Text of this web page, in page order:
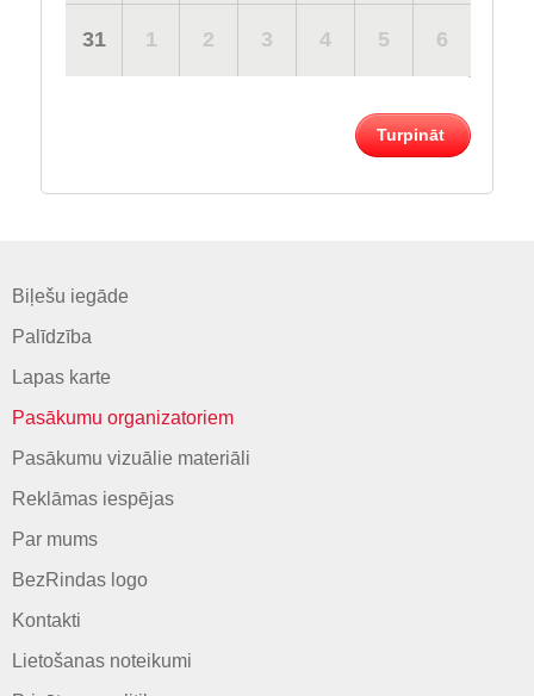
31 1 2 3 4 5 6
Turpināt
Biļešu iegāde
Palīdzība
Lapas karte
Pasākumu organizatoriem
Pasākumu vizuālie materiāli
Reklāmas iespējas
Par mums
BezRindas logo
Kontakti
Lietošanas noteikumi